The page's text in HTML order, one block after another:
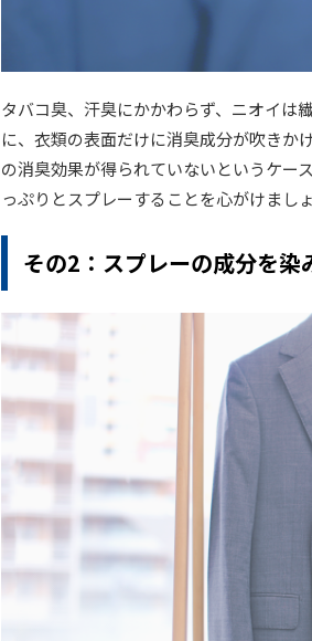
タバコ臭、汗臭にかかわらず、ニオイは
に、衣類の表面だけに消臭成分が吹きか
の消臭効果が得られていないというケー
っぷりとスプレーすることを心がけましょ
その2：スプレーの成分を染